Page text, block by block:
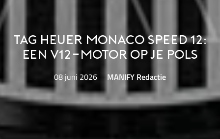
TAG Heuer Monaco Speed 12:
Een V12-motor op je pols
08 juni 2026 MANIFY Redactie